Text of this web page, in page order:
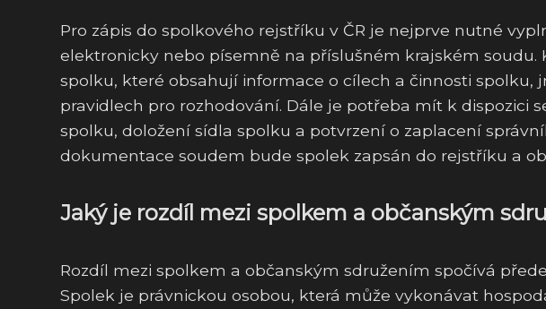
Pro zápis do spolkového rejstříku v ČR je nejprve nutné
elektronicky nebo písemně na příslušném krajském soudu.
spolku, které obsahují informace o cílech a činnosti spolku,
pravidlech pro rozhodování. Dále je potřeba mít k dispozici
spolku, doložení sídla spolku a potvrzení o zaplacení
dokumentace soudem bude spolek zapsán do rejstříku a
Jaký je rozdíl mezi spolkem a občanským
Rozdíl mezi spolkem a občanským sdružením spočívá
Spolek je právnickou osobou, která může vykonávat